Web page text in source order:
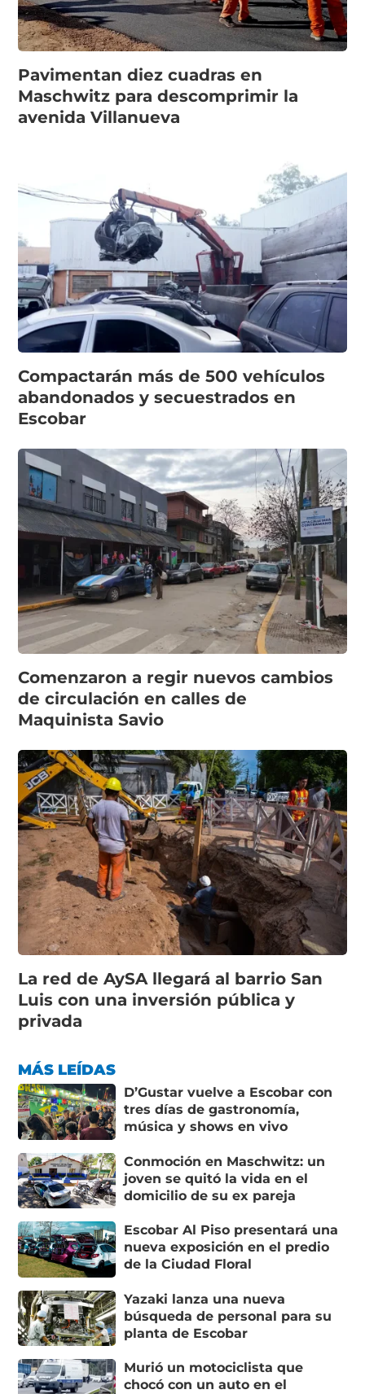
Pavimentan diez cuadras en
Maschwitz para descomprimir la
avenida Villanueva
Compactarán más de 500 vehículos
abandonados y secuestrados en
Escobar
Comenzaron a regir nuevos cambios
de circulación en calles de
Maquinista Savio
La red de AySA llegará al barrio San
Luis con una inversión pública y
privada
MÁS LEÍDAS
D’Gustar vuelve a Escobar con
tres días de gastronomía,
música y shows en vivo
Conmoción en Maschwitz: un
joven se quitó la vida en el
domicilio de su ex pareja
Escobar Al Piso presentará una
nueva exposición en el predio
de la Ciudad Floral
Yazaki lanza una nueva
búsqueda de personal para su
planta de Escobar
Murió un motociclista que
chocó con un auto en el